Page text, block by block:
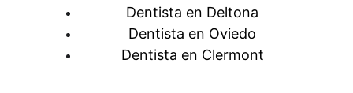
Dentista en Deltona
Dentista en Oviedo
Dentista en Clermont